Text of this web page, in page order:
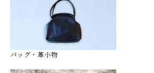
バッグ・革小物